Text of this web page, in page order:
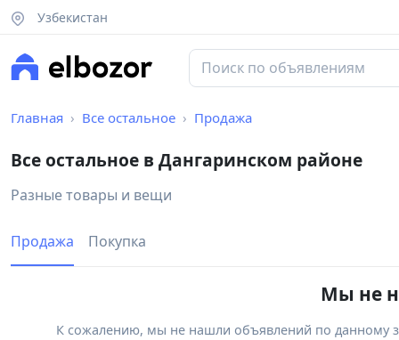
Узбекистан
Главная Все остальное Продажа
Все остальное в Дангаринском районе
Разные товары и вещи
Продажа Покупка
Мы не
К сожалению, мы не нашли объявлений по данному